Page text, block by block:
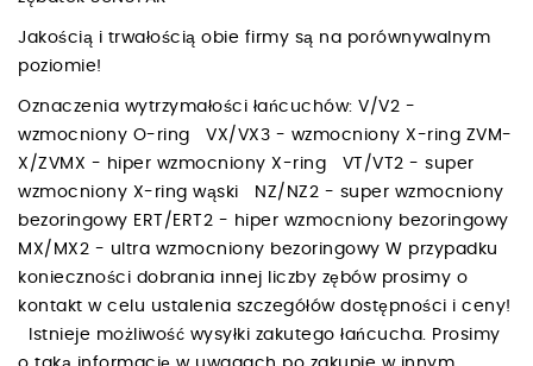
Jakością i trwałością obie firmy są na porównywalnym
poziomie!
Oznaczenia wytrzymałości łańcuchów: V/V2 -
wzmocniony O-ring VX/VX3 - wzmocniony X-ring ZVM-
X/ZVMX - hiper wzmocniony X-ring VT/VT2 - super
wzmocniony X-ring wąski NZ/NZ2 - super wzmocniony
bezoringowy ERT/ERT2 - hiper wzmocniony bezoringowy
MX/MX2 - ultra wzmocniony bezoringowy W przypadku
konieczności dobrania innej liczby zębów prosimy o
kontakt w celu ustalenia szczegółów dostępności i ceny!
Istnieje możliwość wysyłki zakutego łańcucha. Prosimy